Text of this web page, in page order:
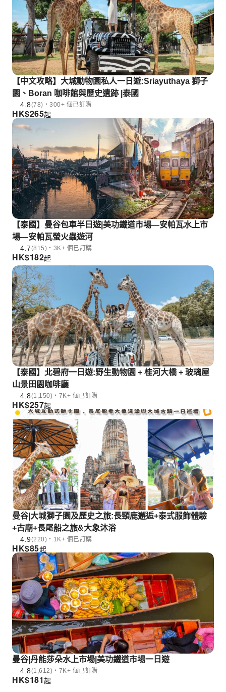
【中文攻略】大城動物園私人一日遊:Sriayuthaya 獅子
園、Boran 咖啡館與歷史遺跡 |泰國
4.8(78)・300+ 個已訂購
HK$265起
【泰國】曼谷包車半日遊|美功鐵道市場—安帕瓦水上市
場—安帕瓦螢火蟲遊河
4.7(815)・3K+ 個已訂購
HK$182起
【泰國】北碧府一日遊:野生動物園 + 桂河大橋 + 玻璃屋
山景田園咖啡廳
4.8(1,150)・7K+ 個已訂購
HK$257起
曼谷|大城獅子園及歷史之旅:長頸鹿邂逅+泰式服飾體驗
+古廟+長尾船之旅&大象沐浴
4.9(220)・1K+ 個已訂購
HK$85起
曼谷|丹能莎朵水上市場|美功鐵道市場一日遊
4.8(1,612)・7K+ 個已訂購
HK$181起